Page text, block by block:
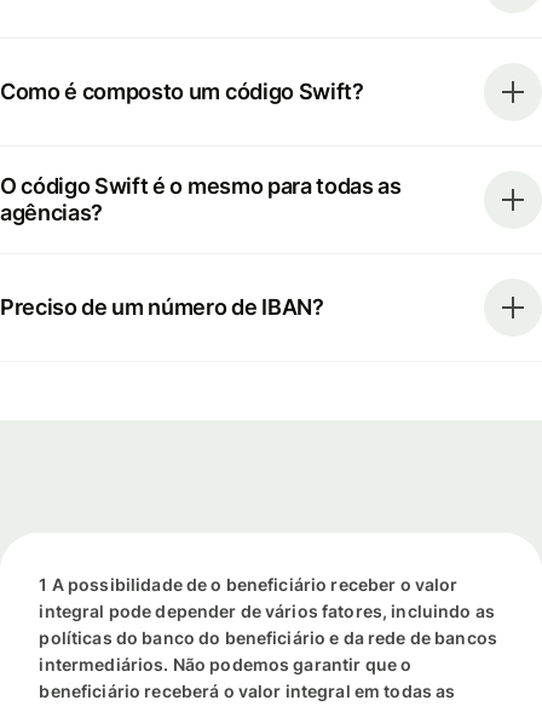
Como é composto um código Swift?
O código Swift é o mesmo para todas as
agências?
Preciso de um número de IBAN?
1 A possibilidade de o beneficiário receber o valor
integral pode depender de vários fatores, incluindo as
políticas do banco do beneficiário e da rede de bancos
intermediários. Não podemos garantir que o
beneficiário receberá o valor integral em todas as